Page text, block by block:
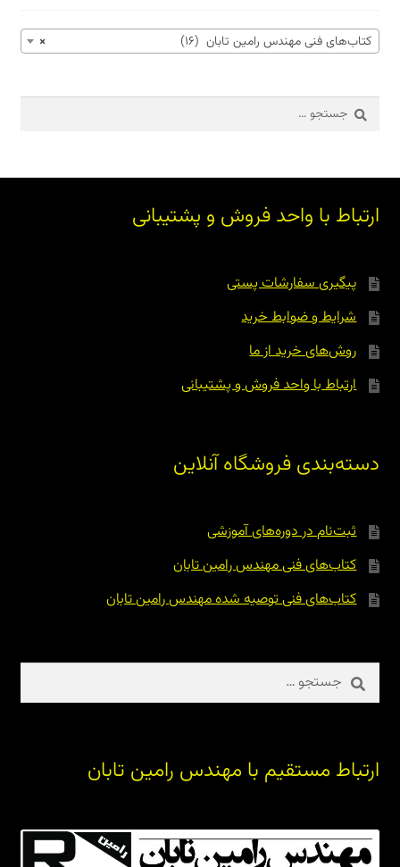
× کتاب‌های فنی مهندس رامین تابان (16)
جستجو
برای:
ارتباط با واحد فروش و پشتیبانی
پیگیری سفارشات پستی
شرایط و ضوابط خرید
روش‌های خرید از ما
ارتباط با واحد فروش و پشتیبانی
دسته‌بندی فروشگاه آنلاین
ثبت‌نام در دوره‌های آموزشی
کتاب‌های فنی مهندس رامین تابان
کتاب‌های فنی توصیه شده مهندس رامین تابان
جستجو
برای:
ارتباط مستقیم با مهندس رامین تابان